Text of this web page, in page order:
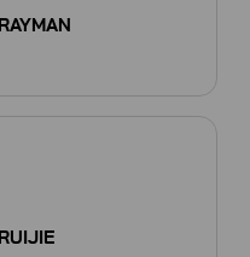
RAYMAN
RUIJIE